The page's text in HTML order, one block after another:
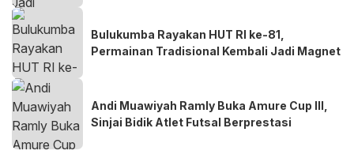
Bulukumba Rayakan HUT RI ke-81,
Permainan Tradisional Kembali Jadi Magnet
Andi Muawiyah Ramly Buka Amure Cup III,
Sinjai Bidik Atlet Futsal Berprestasi